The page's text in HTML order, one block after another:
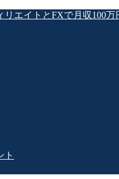
リエイトとFXで月収100万
ト